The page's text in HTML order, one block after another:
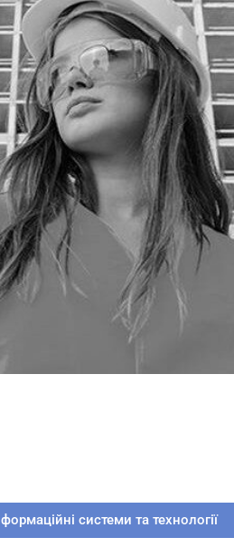
системи та технології